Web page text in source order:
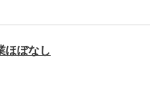
ほぼなし